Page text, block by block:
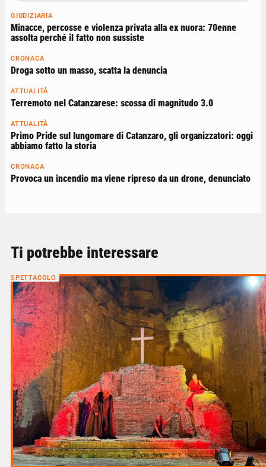
GIUDIZIARIA
Minacce, percosse e violenza privata alla ex nuora: 70enne
assolta perché il fatto non sussiste
CRONACA
Droga sotto un masso, scatta la denuncia
ATTUALITÀ
Terremoto nel Catanzarese: scossa di magnitudo 3.0
ATTUALITÀ
Primo Pride sul lungomare di Catanzaro, gli organizzatori: oggi
abbiamo fatto la storia
CRONACA
Provoca un incendio ma viene ripreso da un drone, denunciato
Ti potrebbe interessare
SPETTACOLO